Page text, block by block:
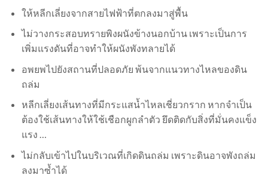
ให้หลีกเลี่ยงจากสายไฟฟ้าที่ตกลงมาสู่พื้น
ไม่วางกระสอบทรายพิงผนังข้างนอกบ้าน เพราะเป็นการ
เพิ่มแรงดันที่อาจทำให้ผนังพังทลายได้
อพยพไปยังสถานที่ปลอดภัย พ้นจากแนวทางไหลของดิน
ถล่ม
หลีกเลี่ยงเส้นทางที่มีกระแสน้ำไหลเชี่ยวกราก หากจำเป็น
ต้องใช้เส้นทางให้ใช้เชือกผูกลำตัว ยึดติดกับสิ่งที่มั่นคงแข็ง
แรง …
ไม่กลับเข้าไปในบริเวณที่เกิดดินถล่ม เพราะดินอาจพังถล่ม
ลงมาซ้ำได้